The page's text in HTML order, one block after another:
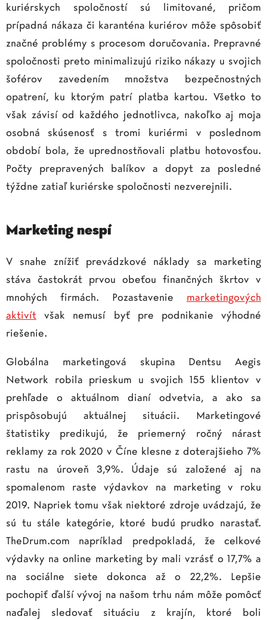
kuriérskych spoločností sú limitované, pričom
prípadná nákaza či karanténa kuriérov môže spôsobiť
značné problémy s procesom doručovania. Prepravné
spoločnosti preto minimalizujú riziko nákazy u svojich
šoférov zavedením množstva bezpečnostných
opatrení, ku ktorým patrí platba kartou. Všetko to
však závisí od každého jednotlivca, nakoľko aj moja
osobná skúsenosť s tromi kuriérmi v poslednom
období bola, že uprednostňovali platbu hotovosťou.
Počty prepravených balíkov a dopyt za posledné
týždne zatiaľ kuriérske spoločnosti nezverejnili.
Marketing nespí
V snahe znížiť prevádzkové náklady sa marketing
stáva častokrát prvou obeťou finančných škrtov v
mnohých firmách. Pozastavenie marketingových
aktivít však nemusí byť pre podnikanie výhodné
riešenie.
Globálna marketingová skupina Dentsu Aegis
Network robila prieskum u svojich 155 klientov v
prehľade o aktuálnom dianí odvetvia, a ako sa
prispôsobujú aktuálnej situácii. Marketingové
štatistiky predikujú, že priemerný ročný nárast
reklamy za rok 2020 v Číne klesne z doterajšieho 7%
rastu na úroveň 3,9%. Údaje sú založené aj na
spomalenom raste výdavkov na marketing v roku
2019. Napriek tomu však niektoré zdroje uvádzajú, že
sú tu stále kategórie, ktoré budú prudko narastať.
TheDrum.com napríklad predpokladá, že celkové
výdavky na online marketing by mali vzrásť o 17,7% a
na sociálne siete dokonca až o 22,2%. Lepšie
pochopiť ďalší vývoj na našom trhu nám môže pomôcť
naďalej sledovať situáciu z krajín, ktoré boli